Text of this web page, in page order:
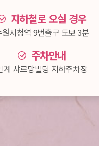
지하철로 오실 경우
원시청역 9번출구 도보 3분
주차안내
계 샤르망빌딩 지하주차장